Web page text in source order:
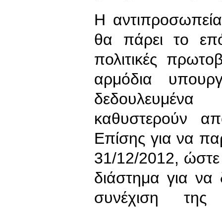
Η
θα πάρει το
πολιτικές
αρμόδια
καθυστερούν
Επίσης για να
31/12/2012, ώστε
διάστημα για να
συνέχιση